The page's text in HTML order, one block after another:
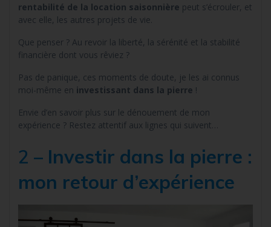
rentabilité de la location saisonnière peut s’écrouler, et
avec elle, les autres projets de vie.
Que penser ? Au revoir la liberté, la sérénité et la stabilité
financière dont vous rêviez ?
Pas de panique, ces moments de doute, je les ai connus
moi-même en investissant dans la pierre !
Envie d’en savoir plus sur le dénouement de mon
expérience ? Restez attentif aux lignes qui suivent…
2 – Investir dans la pierre :
mon retour d’expérience